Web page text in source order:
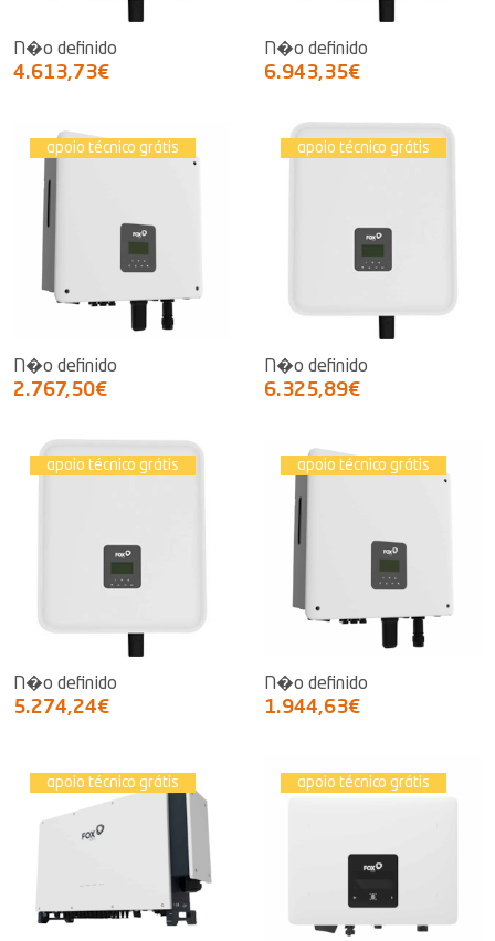
N�o definido
4.613,73€
N�o definido
6.943,35€
apoio técnico grátis
N�o definido
2.767,50€
apoio técnico grátis
N�o definido
6.325,89€
apoio técnico grátis
N�o definido
5.274,24€
apoio técnico grátis
N�o definido
1.944,63€
apoio técnico grátis apoio técnico grátis